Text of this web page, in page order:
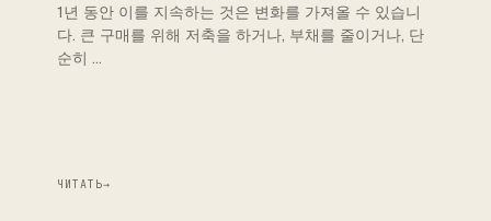
1년 동안 이를 지속하는 것은 변화를 가져올 수 있습니
다. 큰 구매를 위해 저축을 하거나, 부채를 줄이거나, 단
순히 …
ЧИТАТЬ→